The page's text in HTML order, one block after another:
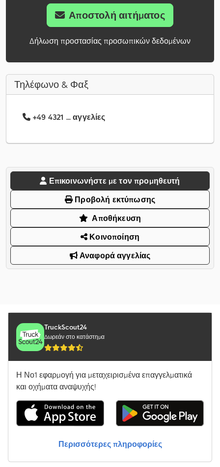
Αποστολή αιτήματος
Δήλωση προστασίας προσωπικών δεδομένων
Τηλέφωνο & Φαξ
+49 4321 ... αγγελίες
Επικοινωνήστε με τον προμηθευτή
Προβολή εκτύπωσης
Αποθήκευση
Κοινοποίηση
Αναφορά αγγελίας
TruckScout24
Δωρεάν στο κατάστημα
Η Νο1 εφαρμογή για μεταχειρισμένα επαγγελματικά
και οχήματα αναψυχής!
Περισσότερες πληροφορίες